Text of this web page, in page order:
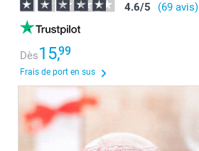
4.6/5 (69 avis)
Dès15,99
Frais de port en sus